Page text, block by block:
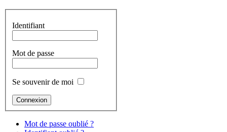
Identifiant
Mot de passe
Se souvenir de moi
Mot de passe oublié ?